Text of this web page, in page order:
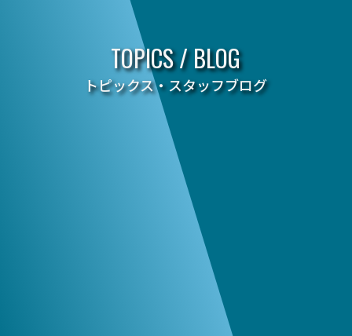
TOPICS / BLOG
トピックス・スタッフブログ